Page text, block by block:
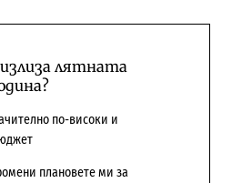
лятната
по-високи и
плановете ми за